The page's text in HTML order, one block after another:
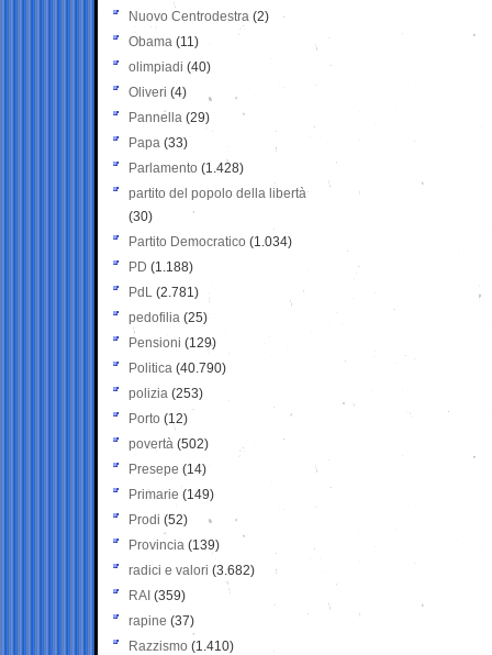
Nuovo Centrodestra (2)
Obama (11)
olimpiadi (40)
Oliveri (4)
Pannella (29)
Papa (33)
Parlamento (1.428)
partito del popolo della libertà
(30)
Partito Democratico (1.034)
PD (1.188)
PdL (2.781)
pedofilia (25)
Pensioni (129)
Politica (40.790)
polizia (253)
Porto (12)
povertà (502)
Presepe (14)
Primarie (149)
Prodi (52)
Provincia (139)
radici e valori (3.682)
RAI (359)
rapine (37)
Razzismo (1.410)